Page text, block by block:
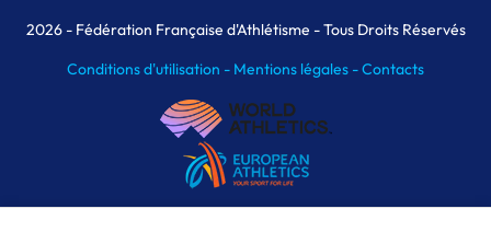
MAIF Ekiden de Paris
2026- Fédération Française d'Athlétisme - Tous Droits Réservés
Conditions d'utilisation - Mentions légales -Contacts